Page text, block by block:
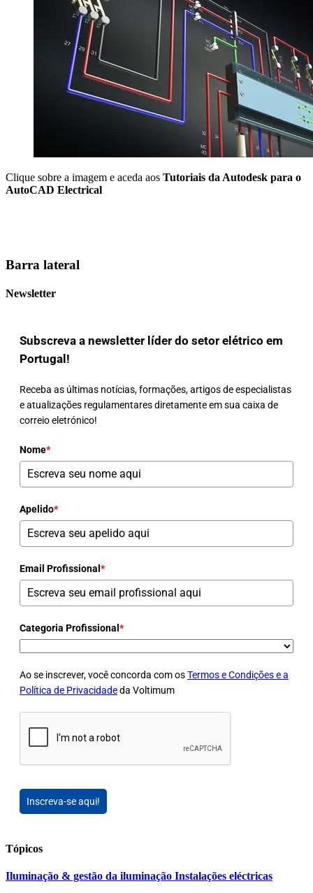
Clique sobre a imagem e aceda aos Tutoriais da Autodesk para o
AutoCAD Electrical
Barra lateral
Newsletter
Subscreva a newsletter líder do setor elétrico em
Portugal!
Receba as últimas notícias, formações, artigos de especialistas
e atualizações regulamentares diretamente em sua caixa de
correio eletrónico!
Nome*
Apelido*
Email Profissional *
Categoria Profissional *
Ao se inscrever, você concorda com osTermos e Condições e a
Política de Privacidadeda Voltimum
Inscreva-se aqui!
Tópicos
Iluminação & gestão da iluminação Instalações eléctricas